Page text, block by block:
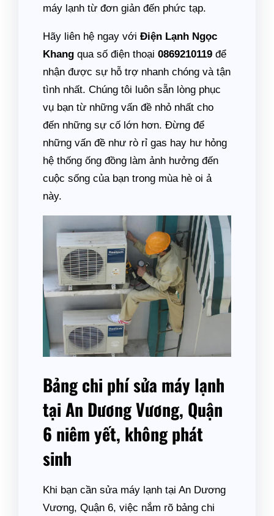
máy lạnh từ đơn giản đến phức tạp.
Hãy liên hệ ngay với Điện Lạnh Ngọc
Khang qua số điện thoại 0869210119 để
nhận được sự hỗ trợ nhanh chóng và tận
tình nhất. Chúng tôi luôn sẵn lòng phục
vụ bạn từ những vấn đề nhỏ nhất cho
đến những sự cố lớn hơn. Đừng để
những vấn đề như rò rỉ gas hay hư hỏng
hệ thống ống đồng làm ảnh hưởng đến
cuộc sống của bạn trong mùa hè oi ả
này.
Bảng chi phí sửa máy lạnh
tại An Dương Vương, Quận
6 niêm yết, không phát
sinh
Khi bạn cần sửa máy lạnh tại An Dương
Vương, Quận 6, việc nắm rõ bảng chi